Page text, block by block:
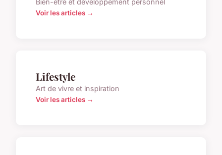
Bien-être et développement personnel
Voir les articles →
Lifestyle
Art de vivre et inspiration
Voir les articles →